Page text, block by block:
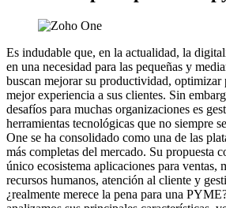
Es indudable que, en la actualidad, la
en una necesidad para las pequeñas y
buscan mejorar su productividad, optimizar
mejor experiencia a sus clientes. Sin
desafíos para muchas organizaciones es
herramientas tecnológicas que no siempre
One se ha consolidado como una de las
más completas del mercado. Su propuesta
único ecosistema aplicaciones para ventas,
recursos humanos, atención al cliente y
¿realmente merece la pena para una